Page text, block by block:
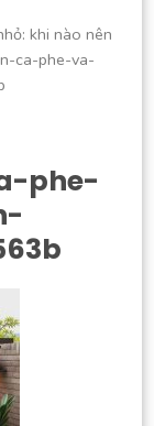
khi nào nên
ca-phe-va-
phe-